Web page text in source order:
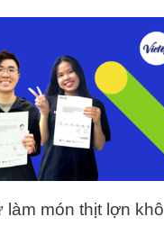
món thịt lợn khô